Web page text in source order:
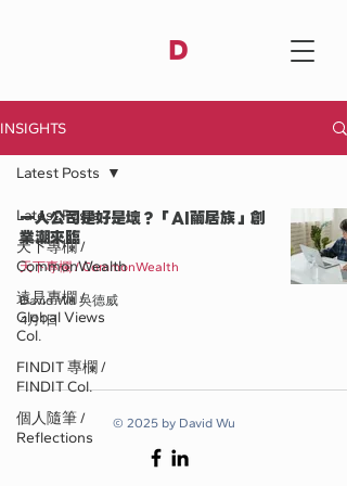
D
INSIGHTS
Latest Posts
天下專欄 /
CommonWealth
遠見專欄 /
Global Views
Col.
FINDIT 專欄 /
FINDIT Col.
個人隨筆 /
Reflections
Latest Posts
一人公司是好是壞？「AI繭居族」創
業潮來臨
天下專欄 / CommonWealth
David Wu 吳德威
4月1日
© 2025 by David Wu